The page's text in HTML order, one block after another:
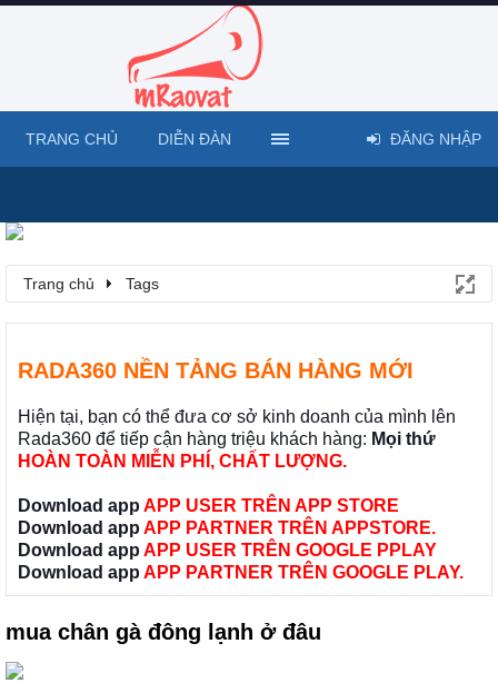
Trang chủ Tags
RADA360 NỀN TẢNG BÁN HÀNG MỚI
Hiện tại, bạn có thể đưa cơ sở kinh doanh của mình lên
Rada360 để tiếp cận hàng triệu khách hàng: Mọi thứ
HOÀN TOÀN MIỄN PHÍ, CHẤT LƯỢNG.
Download app APP USER TRÊN APP STORE
Download app APP PARTNER TRÊN APPSTORE.
Download app APP USER TRÊN GOOGLE PPLAY
Download app APP PARTNER TRÊN GOOGLE PLAY.
mua chân gà đông lạnh ở đâu
TRANG CHỦ DIỄN ĐÀN ĐĂNG NHẬP